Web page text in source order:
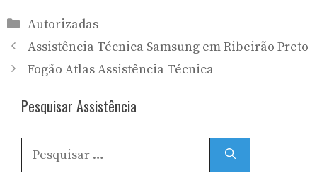
Categorias
Autorizadas
Assistência Técnica Samsung em Ribeirão Preto
Fogão Atlas Assistência Técnica
Pesquisar Assistência
por: